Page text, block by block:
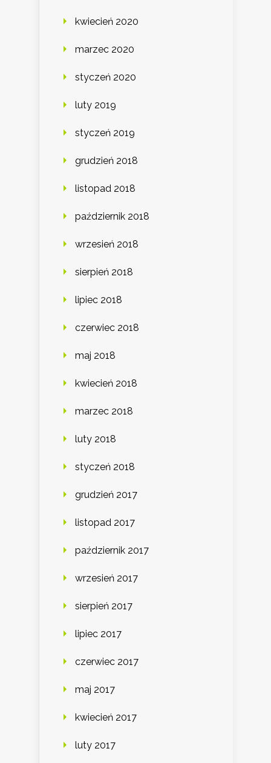
kwiecień 2020
marzec 2020
styczeń 2020
luty 2019
styczeń 2019
grudzień 2018
listopad 2018
październik 2018
wrzesień 2018
sierpień 2018
lipiec 2018
czerwiec 2018
maj 2018
kwiecień 2018
marzec 2018
luty 2018
styczeń 2018
grudzień 2017
listopad 2017
październik 2017
wrzesień 2017
sierpień 2017
lipiec 2017
czerwiec 2017
maj 2017
kwiecień 2017
luty 2017